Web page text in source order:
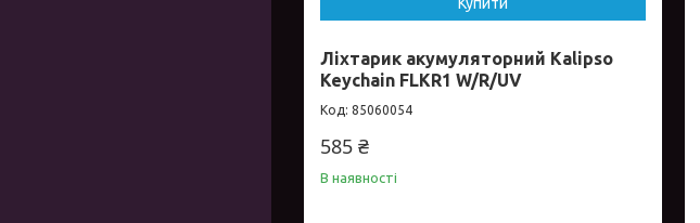
Купити
Ліхтарик акумуляторний Kalipso
Keychain FLKR1 W/R/UV
85060054
585 ₴
В наявності